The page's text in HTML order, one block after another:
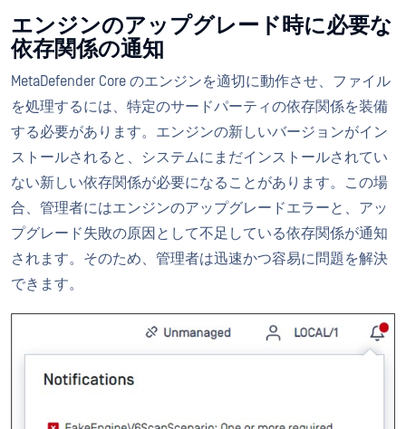
エンジンのアップグレード時に必要な
依存関係の通知
MetaDefender Core のエンジンを適切に動作させ、ファイル
を処理するには、特定のサードパーティの依存関係を装備
する必要があります。エンジンの新しいバージョンがイン
ストールされると、システムにまだインストールされてい
ない新しい依存関係が必要になることがあります。この場
合、管理者にはエンジンのアップグレードエラーと、アッ
プグレード失敗の原因として不足している依存関係が通知
されます。そのため、管理者は迅速かつ容易に問題を解決
できます。